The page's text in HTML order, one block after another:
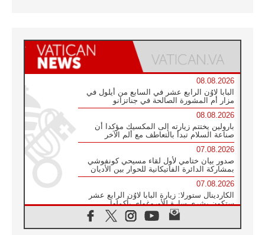
08.08.2026
البابا لاوُن الرابع عشر في السابع من أيلول في
مزار أم المشورة الصالحة في جناتزانو
08.08.2026
بارولين يختتم زيارته إلى المكسيك مؤكدا أن
صناعة السلام تبدأ بالتعاطف مع ألم الآخر
07.08.2026
صدور بيان ختامي لأول لقاء مسيحي كونفوشي
بمشاركة الدائرة الفاتيكانية للحوار بين الأديان
07.08.2026
الكاردينال ستورلا: زيارة البابا لاوُن الرابع عشر
ستكون بشرى سارة للأوروغواي بأكملها
الفاتيكان يعلن برنامج الزيارة الرسولية للبابا لاوُن